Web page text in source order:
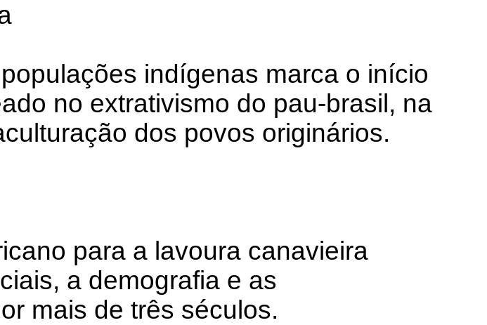
indígenas marca o início
no extrativismo do pau-brasil, na
dos povos originários.
para a lavoura canavieira
a demografia e as
mais de três séculos.